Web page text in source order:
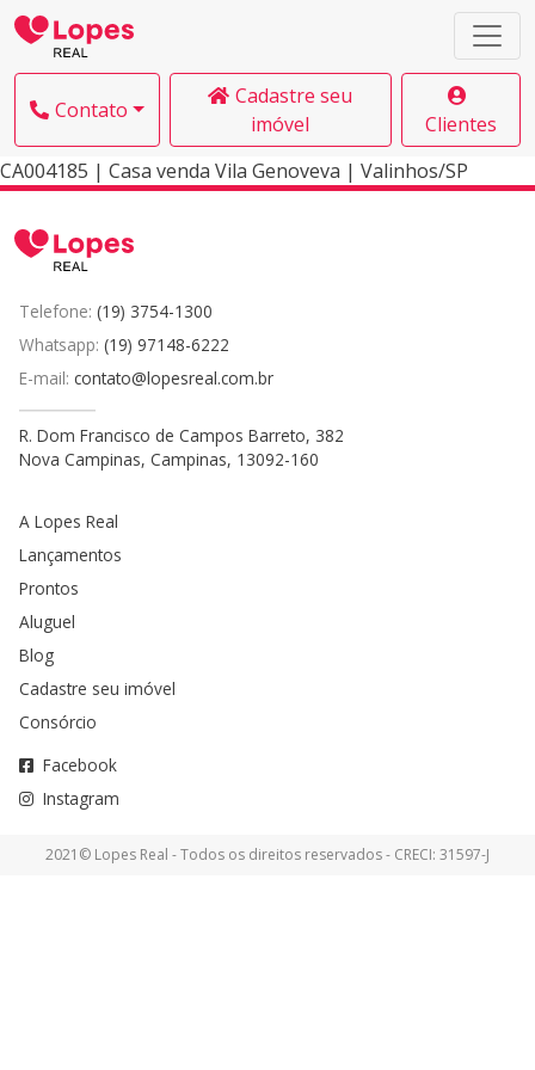
Contato
Cadastre seu
imóvel
Clientes
CA004185 | Casa venda Vila Genoveva | Valinhos/SP
Telefone: (19) 3754-1300
Whatsapp: (19) 97148-6222
E-mail: contato@lopesreal.com.br
R. Dom Francisco de Campos Barreto, 382
Nova Campinas, Campinas, 13092-160
A Lopes Real
Lançamentos
Prontos
Aluguel
Blog
Cadastre seu imóvel
Consórcio
Facebook
Instagram
2021© Lopes Real - Todos os direitos reservados - CRECI: 31597-J